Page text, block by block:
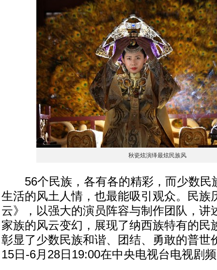
秋瓷炫演绎最炫民族风
56个民族，各有各的精彩，而少数民
生活的风土人情，也最能吸引观众。民族
云》，以强大的演员阵容与制作团队，讲
家族的风云变幻，展现了纳西族特有的民
彰显了少数民族和谐、团结、勇敢的普世
15日-6月28日19:00在中央电视台电视剧